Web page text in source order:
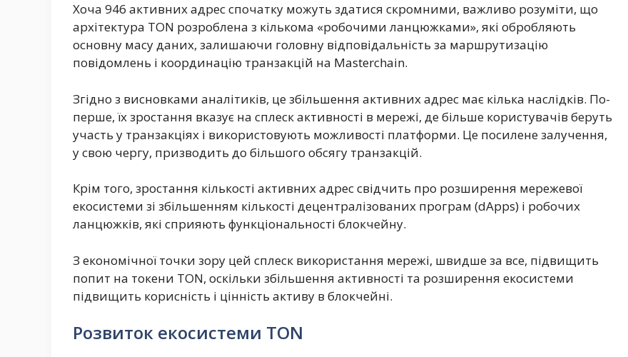
Хоча 946 активних адрес спочатку можуть здатися скромними, важливо розуміти, що
архітектура TON розроблена з кількома «робочими ланцюжками», які обробляють
основну масу даних, залишаючи головну відповідальність за маршрутизацію
повідомлень і координацію транзакцій на Masterchain.
Згідно з висновками аналітиків, це збільшення активних адрес має кілька наслідків. По-
перше, їх зростання вказує на сплеск активності в мережі, де більше користувачів беруть
участь у транзакціях і використовують можливості платформи. Це посилене залучення,
у свою чергу, призводить до більшого обсягу транзакцій.
Крім того, зростання кількості активних адрес свідчить про розширення мережевої
екосистеми зі збільшенням кількості децентралізованих програм (dApps) і робочих
ланцюжків, які сприяють функціональності блокчейну.
З економічної точки зору цей сплеск використання мережі, швидше за все, підвищить
попит на токени TON, оскільки збільшення активності та розширення екосистеми
підвищить корисність і цінність активу в блокчейні.
Розвиток екосистеми TON